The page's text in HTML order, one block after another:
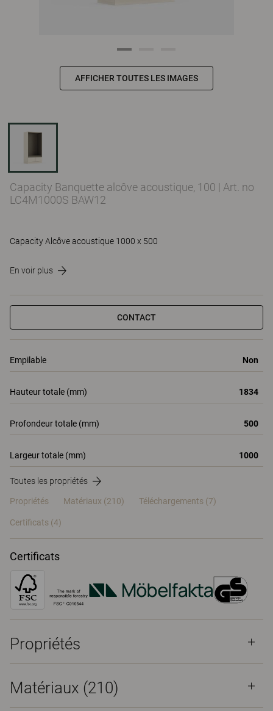
AFFICHER TOUTES LES IMAGES
Capacity Banquette alcôve acoustique, 100 | Art. no
LC4M1000S BAW12
Capacity Alcôve acoustique 1000 x 500
En voir plus
CONTACT
Empilable Non
Hauteur totale (mm) 1834
Profondeur totale (mm) 500
Largeur totale (mm) 1000
Toutes les propriétés
Propriétés Matériaux (210) Téléchargements (7)
Certificats (4)
Certificats
Propriétés
Matériaux (210)